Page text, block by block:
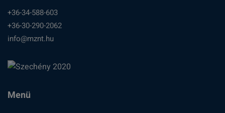
+36-34-588-603
+36-30-290-2062
info@mznt.hu
Menü